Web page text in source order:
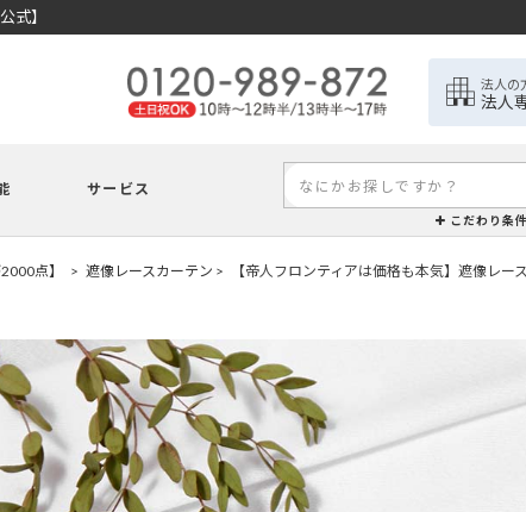
式】
法人の
法人
サービス
こだわり条
点】 遮像レースカーテン
【帝人フロンティアは価格も本気】遮像レ